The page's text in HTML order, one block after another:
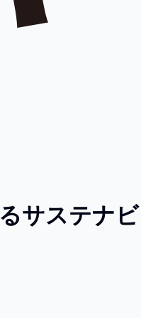
サステナビ